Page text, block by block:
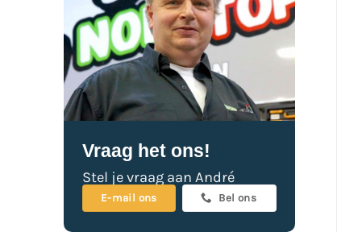
Vraag het ons!
Stel je vraag aan André
E-mail ons Bel ons